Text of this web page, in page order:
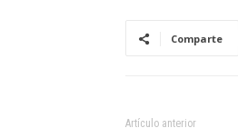
Comparte
Artículo anterior